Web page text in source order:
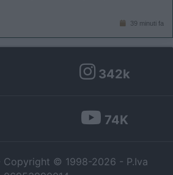
39 minuti fa
342k
74K
Copyright © 1998-2026 - P.Iva